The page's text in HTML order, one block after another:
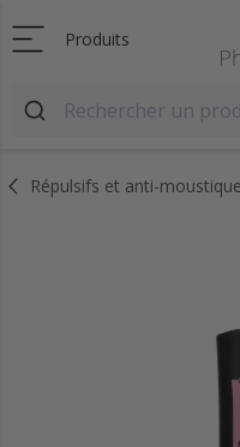
Produits
Répulsifs et anti-